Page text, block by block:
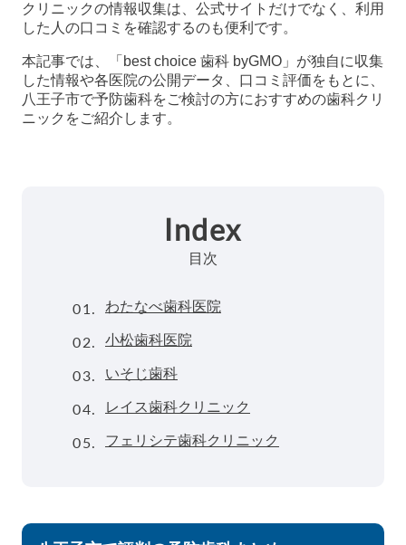
クリニックの情報収集は、公式サイトだけでなく、利用
した人の口コミを確認するのも便利です。
本記事では、「best choice 歯科 byGMO」が独自に収集
した情報や各医院の公開データ、口コミ評価をもとに、
八王子市で予防歯科をご検討の方におすすめの歯科クリ
ニックをご紹介します。
Index
目次
01. わたなべ歯科医院
02. 小松歯科医院
03. いそじ歯科
04. レイス歯科クリニック
05. フェリシテ歯科クリニック